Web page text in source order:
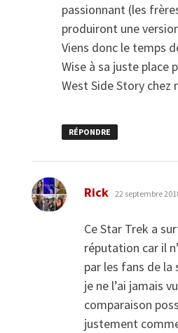
passionnant (les
produiront une
Viens donc le temps
Wise à sa juste place
West Side Story chez
RÉPONDRE
Rick dit :
22 septembre
Ce Star Trek a
réputation car il
par les fans de la
je ne l’ai jamais
comparaison
justement